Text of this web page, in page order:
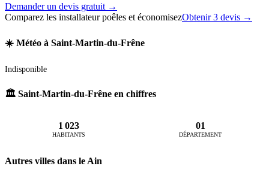
Demander un devis gratuit →
Comparez les installateur poêles et économisezObtenir 3 devis →
☀️ Météo à Saint-Martin-du-Frêne
Indisponible
🏛️ Saint-Martin-du-Frêne en chiffres
1 023
HABITANTS
01
DÉPARTEMENT
Autres villes dans le Ain